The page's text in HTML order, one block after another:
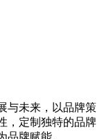
与未来，以品牌策
，定制独特的品牌
牌赋能。